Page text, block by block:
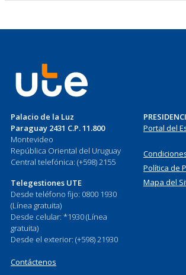
Palacio de la Luz
Paraguay 2431 C.P. 11.800
Montevideo
República Oriental del Uruguay
Central telefónica: (+598) 2155
Telegestiones UTE
Desde teléfono fijo: 0800 1930
(Línea gratuita)
Desde celular: *1930 (Línea
gratuita)
Desde el exterior: (+598) 21930
Contáctenos
Portal del
Política de
Mapa del